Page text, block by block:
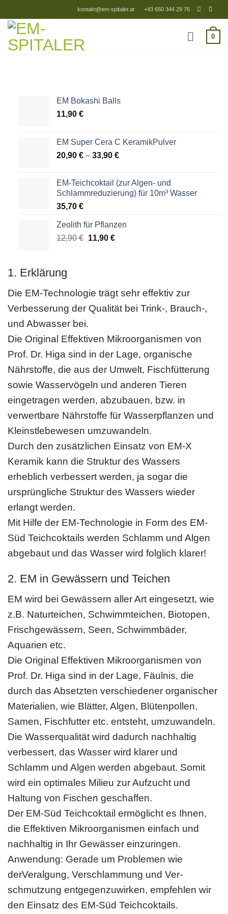
Inhalt
springen
kontakt@em-spitaler.at +43 650 344 29 76
0
EM Bokashi Balls
11,90 €
EM Super Cera C KeramikPulver
20,90 €– 33,90 €
EM-Teichcoktail (zur Algen- und
Schlammreduzierung) für 10m³ Wasser
35,70 €
Zeolith für Pflanzen
12,90€
Ursprünglicher
11,90 €Aktueller
1. Erklärung
Die EM-Technologie trägt sehr effektiv zur
Verbesserung der Qualität bei Trink-, Brauch-,
und Abwasser bei.
Die Original Effektiven Mikroorganismen von
Prof. Dr. Higa sind in der Lage, or­ganische
Nährstoffe, die aus der Umwelt, Fischfütterung
sowie Wasservögeln und anderen Tieren
eingetragen werden, abzubauen, bzw. in
verwertbare Nährstoffe für Wasserpflanzen und
Kleinstlebewesen umzuwandeln.
Durch den zusätzlichen Einsatz von EM-X
Keramik kann die Struktur des Wassers
erheblich verbessert werden, ja sogar die
ursprüngliche Struktur des Wassers wieder
erlangt werden.
Mit Hilfe der EM-Technologie in Form des EM-
Süd Teichcoktails werden Schlamm und Algen
abgebaut und das Wasser wird folglich klarer!
2. EM in Gewässern und Teichen
EM wird bei Gewässern aller Art eingesetzt, wie
z.B. Naturteichen, Schwimmtei­chen, Biotopen,
Frischgewässern, Seen, Schwimmbäder,
Aquarien etc.
Die Original Effektiven Mikroorganismen von
Prof. Dr. Higa sind in der Lage, Fäulnis, die
durch das Absetzten verschiedener organischer
Materialien, wie Blätter, Algen, Blüten­pollen,
Samen, Fischfutter etc. entsteht, umzuwandeln.
Die Wasserqualität wird dadurch nachhaltig
verbessert, das Wasser wird klarer und
Schlamm und Algen werden abgebaut. Somit
wird ein optimales Milieu zur Aufzucht und
Haltung von Fischen geschaffen.
Der EM-Süd Teichcoktail ermöglicht es Ihnen,
die Effektiven Mikroorganismen einfach und
nachhaltig in Ihr Gewässer einzuringen.
Anwendung: Gerade um Problemen wie
derVeralgung, Verschlammung und Ver­
schmutzung entgegenzuwirken, empfehlen wir
den Einsatz des EM-Süd Teichcok­tails.